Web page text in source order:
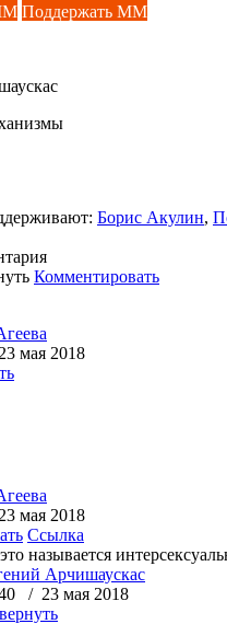
Поддержать ММ
Борис Акулин,
Комментировать
мая 2018
мая 2018
Ссылка
называется
Арчишаускас
/ 23 мая 2018